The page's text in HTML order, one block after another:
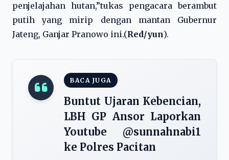
penjelajahan hutan,”tukas pengacara berambut
putih yang mirip dengan mantan Gubernur
Jateng, Ganjar Pranowo ini.(Red/yun).
BACA JUGA
Buntut Ujaran Kebencian,
LBH GP Ansor Laporkan
Youtube @sunnahnabi1
ke Polres Pacitan